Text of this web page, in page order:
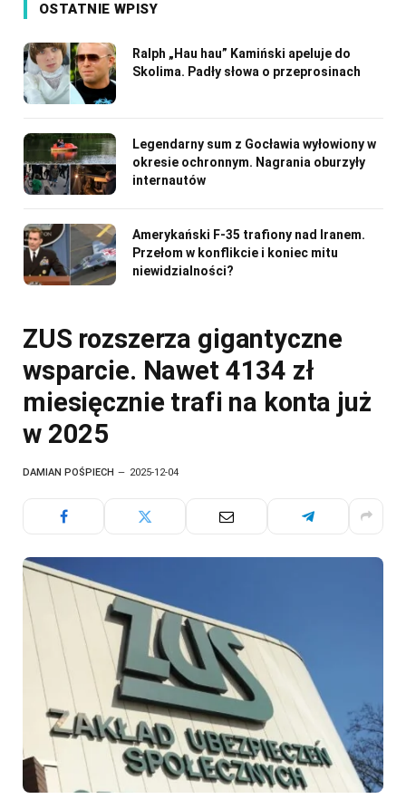
OSTATNIE WPISY
Ralph „Hau hau” Kamiński apeluje do
Skolima. Padły słowa o przeprosinach
Legendarny sum z Gocławia wyłowiony w
okresie ochronnym. Nagrania oburzyły
internautów
Amerykański F-35 trafiony nad Iranem.
Przełom w konflikcie i koniec mitu
niewidzialności?
ZUS rozszerza gigantyczne
wsparcie. Nawet 4134 zł
miesięcznie trafi na konta już
w 2025
DAMIAN POŚPIECH 2025-12-04